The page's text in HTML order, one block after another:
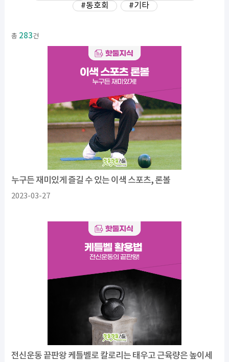
#동호회
#기타
총 283건
누구든 재미있게 즐길 수 있는 이색 스포츠, 론볼
2023-03-27
전신운동 끝판왕 케틀벨로 칼로리는 태우고 근육량은 높이세